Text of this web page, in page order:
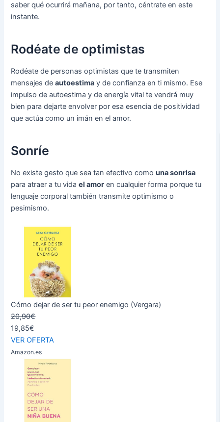
saber qué ocurrirá mañana, por tanto, céntrate en este
instante.
Rodéate de optimistas
Rodéate de personas optimistas que te transmiten
mensajes deautoestima y de confianza en ti mismo. Ese
impulso de autoestima y de energía vital te vendrá muy
bien para dejarte envolver por esa esencia de positividad
que actúa como un imán en el amor.
Sonríe
No existe gesto que sea tan efectivo comouna sonrisa
para atraer a tu vidael amor en cualquier forma porque tu
lenguaje corporal también transmite optimismo o
pesimismo.
Cómo dejar de ser tu peor enemigo (Vergara)
20,90€
19,85€
VER OFERTA
Amazon.es